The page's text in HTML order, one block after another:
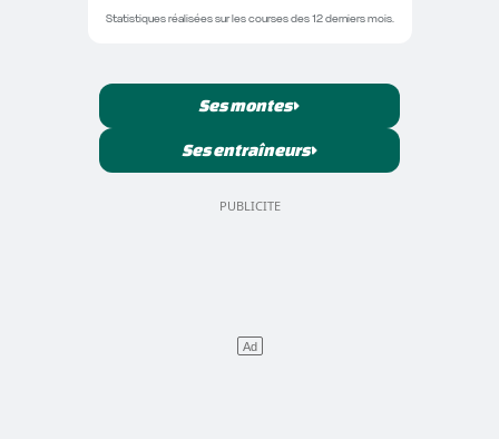
Statistiques réalisées sur les courses des 12 derniers mois.
Ses montes
Ses entraîneurs